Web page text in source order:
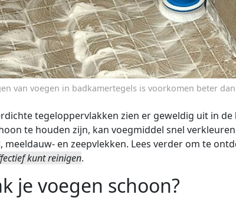
van voegen in badkamertegels is voorkomen beter
tegeloppervlakken zien er geweldig uit in de
te houden zijn, kan voegmiddel snel
meeldauw- en zeepvlekken. Lees verder om te
kunt reinigen.
je voegen schoon?